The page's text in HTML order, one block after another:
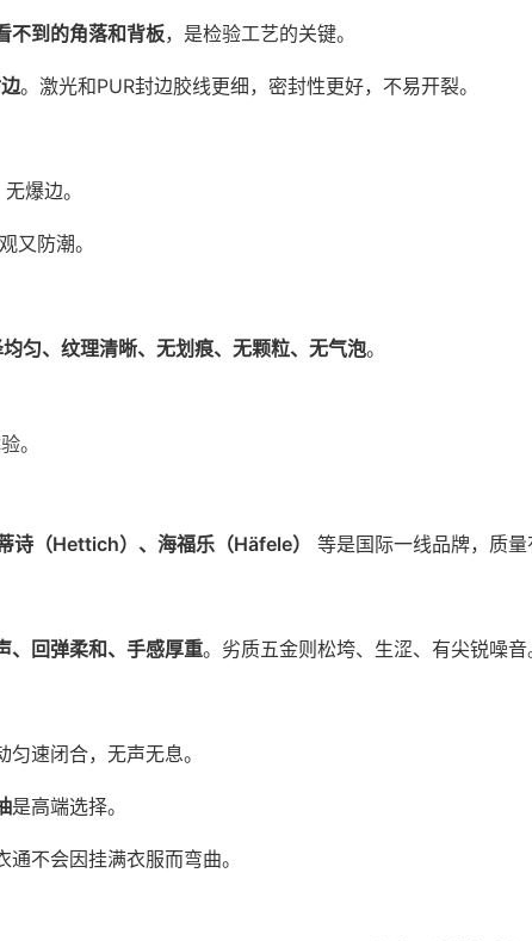
不到的角落和背板，是检验工艺的关键。
。激光和PUR封边胶线更细，密封性更好，不易开裂。
爆边。
又防潮。
匀、纹理清晰、无划痕、无颗粒、无气泡。
。
诗（Hettich）、海福乐（Häfele） 等是国际一线品牌，质量
、回弹柔和、手感厚重。劣质五金则松垮、生涩、有尖锐噪音
速闭合，无声无息。
是高端选择。
不会因挂满衣服而弯曲。